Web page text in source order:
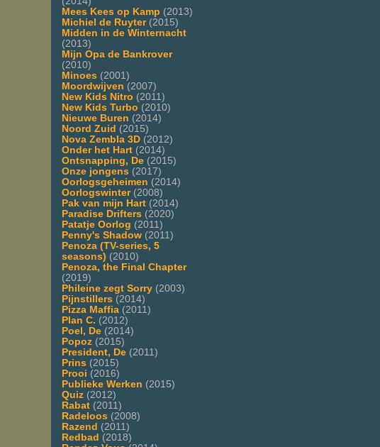
Mees Kees op Kamp (2013)
Michiel de Ruyter(2015)
Midden in de Winternacht
(2013)
Mijn Opa de Bankrover
(2010)
Minoes (2001)
Moordwijven (2007)
New Kids Nitro (2011)
New Kids Turbo (2010)
Nieuwe Buren (2014)
Noord Zuid (2015)
Nova Zembla 3D (2012)
Onder het Hart (2014)
Ontsnapping, De (2015)
Onze jongens (2017)
Oorlogsgeheimen (2014)
Oorlogswinter(2008)
Pak van mijn Hart (2014)
Paradise Drifters (2020)
Patatje Oorlog (2011)
Penny's Shadow (2011)
Penoza (TV-series, 5
seasons) (2010)
Penoza, the Final Chapter
(2019)
Phileine zegt Sorry (2003)
Pijnstillers (2014)
Pizza Maffia (2011)
Plan C. (2012)
Poel, De (2014)
Popoz (2015)
President, De (2011)
Prins (2015)
Prooi (2016)
Publieke Werken (2015)
Quiz (2012)
Rabat (2011)
Radeloos (2008)
Razend (2011)
Redbad (2018)